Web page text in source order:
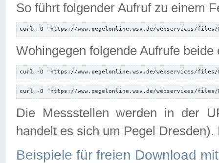
So führt folgender Aufruf zu einem
curl -O "https://www.pegelonline.wsv.de/webservices/files/
Wohingegen folgende Aufrufe beide
curl -O "https://www.pegelonline.wsv.de/webservices/files/
curl -O "https://www.pegelonline.wsv.de/webservices/files/
Die Messstellen werden in der
handelt es sich um Pegel
Beispiele für freien Download